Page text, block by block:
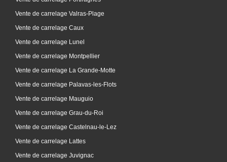
Vente de carrelage Valras-Plage
Vente de carrelage Caux
Vente de carrelage Lunel
Vente de carrelage Montpellier
Vente de carrelage La Grande-Motte
Vente de carrelage Palavas-les-Flots
Vente de carrelage Mauguio
Vente de carrelage Grau-du-Roi
Vente de carrelage Castelnau-le-Lez
Vente de carrelage Lattes
Vente de carrelage Juvignac